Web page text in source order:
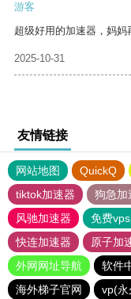
游客
超级好用的加速器，妈妈
2025-10-31
友情链接
网站地图 QuickQ
tiktok加速器
狗急加
风驰加速器
免费
快连加速器
原子加
外网网址导航
软件
海外梯子官网
vp(永